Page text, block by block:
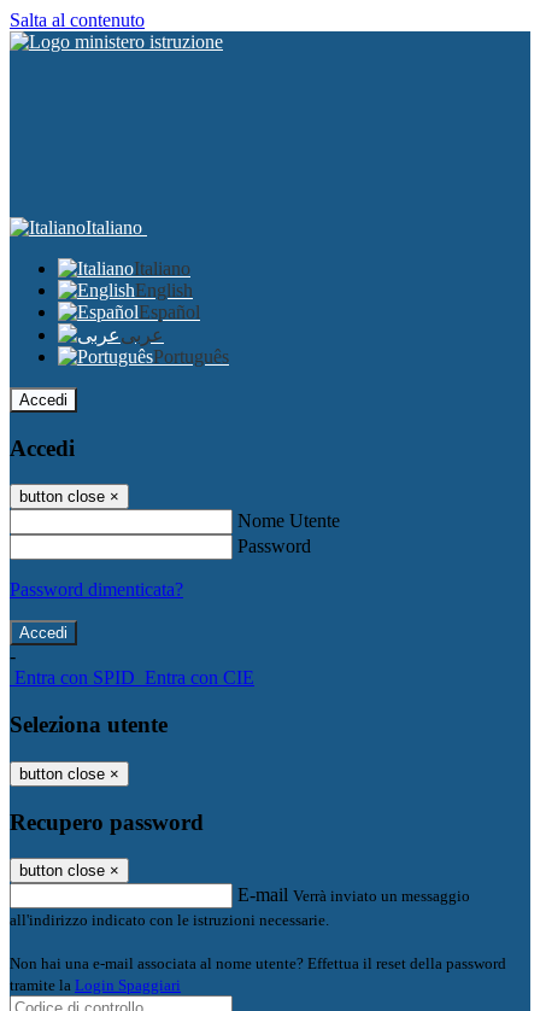
Salta al contenuto
Italiano
Italiano
English
Español
عربى
Português
Accedi
Accedi
button close ×
Nome Utente
Password
Password dimenticata?
-
Entra con SPID Entra con CIE
Seleziona utente
button close ×
Recupero password
button close ×
E-mail Verrà inviato un messaggio
all'indirizzo indicato con le istruzioni necessarie.
Non hai una e-mail associata al nome utente? Effettua il reset della password
tramite la Login Spaggiari